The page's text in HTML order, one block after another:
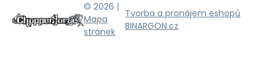
© 2026 |
Mapa
stránek
Tvorba a pronájem eshopů
BINARGON.cz